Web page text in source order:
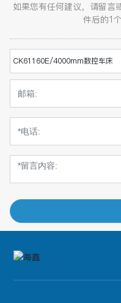
如果您有任何建议，请留言
件后的1
CK61160E/4000mm数控车床